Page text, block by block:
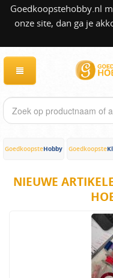
Goedkoopstehobby.nl
onze site, dan ga je
GoedkoopsteHobby Goedkoopste
NIEUWE